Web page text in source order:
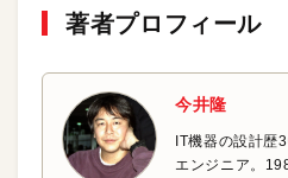
著者プロフィール
今井隆
IT機器の設計歴
エンジニア。